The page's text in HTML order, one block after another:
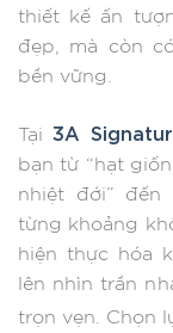
thiết kế ấn
đẹp, mà còn
bền vững.
Tại3A
bạn từ “hạt
nhiệt đới” đến
từng khoảng
hiện thực hóa
lên nhìn trần
trọn vẹn. Chọn